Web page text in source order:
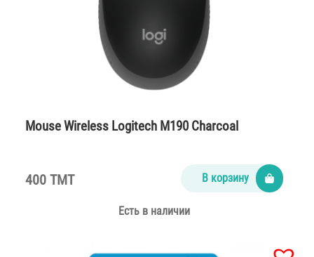
Mouse Wireless Logitech M190 Charcoal
400 TMT В корзину
Есть в наличии